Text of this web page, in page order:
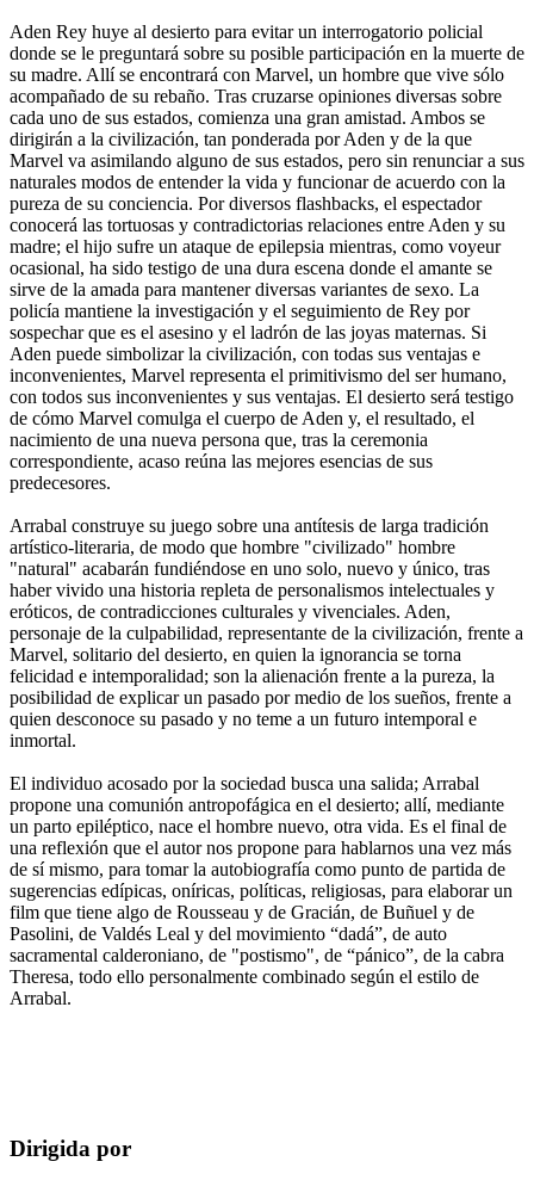
Aden Rey huye al desierto para evitar un interrogatorio policial
donde se le preguntará sobre su posible participación en la muerte de
su madre. Allí se encontrará con Marvel, un hombre que vive sólo
acompañado de su rebaño. Tras cruzarse opiniones diversas sobre
cada uno de sus estados, comienza una gran amistad. Ambos se
dirigirán a la civilización, tan ponderada por Aden y de la que
Marvel va asimilando alguno de sus estados, pero sin renunciar a sus
naturales modos de entender la vida y funcionar de acuerdo con la
pureza de su conciencia. Por diversos flashbacks, el espectador
conocerá las tortuosas y contradictorias relaciones entre Aden y su
madre; el hijo sufre un ataque de epilepsia mientras, como voyeur
ocasional, ha sido testigo de una dura escena donde el amante se
sirve de la amada para mantener diversas variantes de sexo. La
policía mantiene la investigación y el seguimiento de Rey por
sospechar que es el asesino y el ladrón de las joyas maternas. Si
Aden puede simbolizar la civilización, con todas sus ventajas e
inconvenientes, Marvel representa el primitivismo del ser humano,
con todos sus inconvenientes y sus ventajas. El desierto será testigo
de cómo Marvel comulga el cuerpo de Aden y, el resultado, el
nacimiento de una nueva persona que, tras la ceremonia
correspondiente, acaso reúna las mejores esencias de sus
predecesores.
Arrabal construye su juego sobre una antítesis de larga tradición
artístico-literaria, de modo que hombre "civilizado" hombre
"natural" acabarán fundiéndose en uno solo, nuevo y único, tras
haber vivido una historia repleta de personalismos intelectuales y
eróticos, de contradicciones culturales y vivenciales. Aden,
personaje de la culpabilidad, representante de la civilización, frente a
Marvel, solitario del desierto, en quien la ignorancia se torna
felicidad e intemporalidad; son la alienación frente a la pureza, la
posibilidad de explicar un pasado por medio de los sueños, frente a
quien desconoce su pasado y no teme a un futuro intemporal e
inmortal.
El individuo acosado por la sociedad busca una salida; Arrabal
propone una comunión antropofágica en el desierto; allí, mediante
un parto epiléptico, nace el hombre nuevo, otra vida. Es el final de
una reflexión que el autor nos propone para hablarnos una vez más
de sí mismo, para tomar la autobiografía como punto de partida de
sugerencias edípicas, oníricas, políticas, religiosas, para elaborar un
film que tiene algo de Rousseau y de Gracián, de Buñuel y de
Pasolini, de Valdés Leal y del movimiento “dadá”, de auto
sacramental calderoniano, de "postismo", de “pánico”, de la cabra
Theresa, todo ello personalmente combinado según el estilo de
Arrabal.
Dirigida por